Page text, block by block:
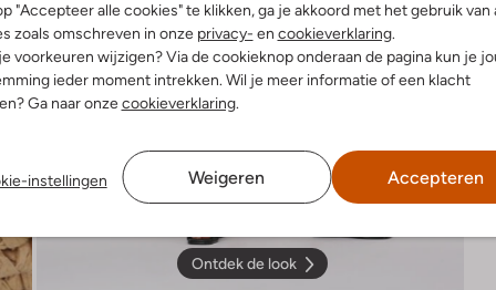
"Accepteer alle cookies" te klikken, ga je akkoord met het gebruik van
zoals omschreven in onze privacy- en cookieverklaring.
voorkeuren wijzigen? Via de cookieknop onderaan de pagina kun je
ieder moment intrekken. Wil je meer informatie of een klacht
Ga naar onzecookieverklaring.
instellingen Weigeren Accepteren
Ontdek de look